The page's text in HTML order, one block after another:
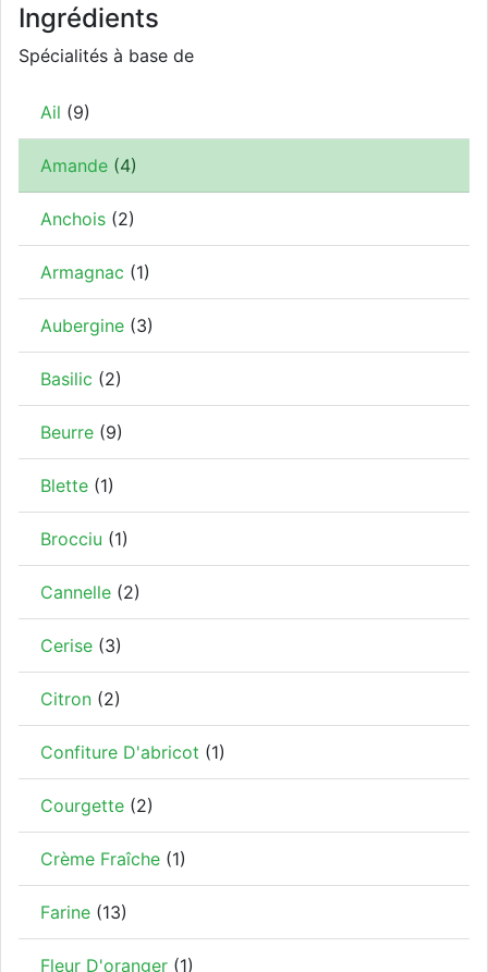
Ingrédients
Spécialités à base de
Ail (9)
Amande (4)
Anchois (2)
Armagnac (1)
Aubergine (3)
Basilic (2)
Beurre (9)
Blette (1)
Brocciu (1)
Cannelle (2)
Cerise (3)
Citron (2)
Confiture D'abricot (1)
Courgette (2)
Crème Fraîche (1)
Farine (13)
Fleur D'oranger (1)